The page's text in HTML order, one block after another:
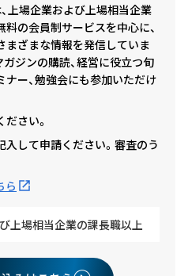
上場企業および上場相当企業
の会員制サービスを中心に、
ざまな情報を発信していま
ジンの購読、経営に役立つ旬
ー、勉強会にも参加いただけ
さい。
して申請ください。審査のう
ら
上場相当企業の課長職以上